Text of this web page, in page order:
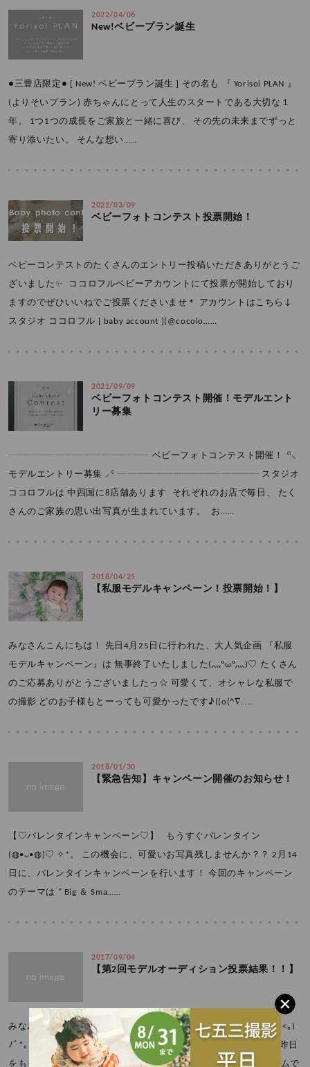
2022/04/06
New!ベビープラン誕生
●三豊店限定● [ New! ベビープラン誕生 ] その名も 『 Yorisoi PLAN 』
(よりそいプラン) 赤ちゃんにとって人生のスタートである大切な１
年。 1つ1つの成長をご家族と一緒に喜び、 その先の未来までずっと
寄り添いたい。 そんな想い……
2022/03/09
ベビーフォトコンテスト投票開始！
ベビーコンテストのたくさんのエントリー投稿いただきありがとうご
ざいました✨ ⁡ ココロフルベビーアカウントにて投票が開始しており
ますのでぜひいいねでご投票くださいませ＊ アカウントはこちら↓
スタジオ ココロフル [ baby account ](@cocolo……
2021/09/09
ベビーフォトコンテスト開催！モデルエント
リー募集
┈┈┈┈┈┈┈┈┈┈┈┈┈┈┈ ベビーフォトコンテスト開催！ ꙳⸜
モデルエントリー募集 ⸝꙳ ┈┈┈┈┈┈┈┈┈┈┈┈┈┈┈ スタジオ
ココロフルは 中四国に8店舗あります ⁡ それぞれのお店で毎日、 たく
さんのご家族の思い出写真が生まれています。 ⁡ お……
2018/04/25
【私服モデルキャンペーン！投票開始！】
みなさんこんにちは！ 先日4月25日に行われた、大人気企画 『私服
モデルキャンペーン』は 無事終了いたしました(灬ºωº灬)♡ たくさん
のご応募ありがとうございましたっ☆ 可愛くて、オシャレな私服で
の撮影 どのお子様もとーっても可愛かったです♪((o(^∇……
2018/01/30
【緊急告知】キャンペーン開催のお知らせ！
【♡バレンタインキャンペーン♡】 もうすぐバレンタイン
(◍•ᴗ•◍)♡ ✧*。 この機会に、可愛いお写真残しませんか？？ 2月14
日に、バレンタインキャンペーンを行います！ 今回のキャンペーン
のテーマは " Big ＆ Sma……
2017/09/04
【第2回モデルオーディション投票結果！！】
みなさんこんにちは！ スタジオココロフル三豊店です*。ヾ(｡>ｖ<｡)
ﾉﾞ*。 8月4日開催の第2回モデルオーディションの投票の受付が 昨日
をもって終了しました!! みなさんフェイスブック、インスタグラムで